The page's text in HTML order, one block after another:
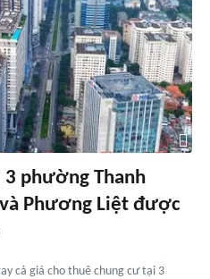
3 phường Thanh
Phương Liệt được
cả giá cho thuê chung cư tại 3